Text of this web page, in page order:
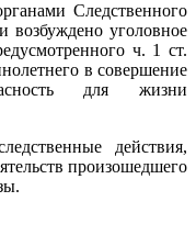
Следственного
возбуждено уголовное
ч. 1 ст.
в совершение
для жизни
действия,
произошедшего